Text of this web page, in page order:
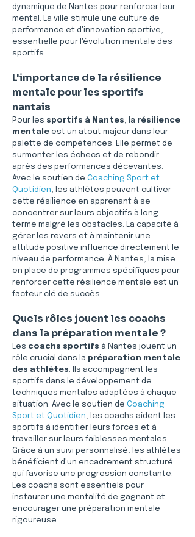
dynamique de Nantes pour renforcer leur
mental. La ville stimule une culture de
performance et d'innovation sportive,
essentielle pour l'évolution mentale des
sportifs.
L'importance de la résilience
mentale pour les sportifs
nantais
Pour les sportifs à Nantes, la résilience
mentale est un atout majeur dans leur
palette de compétences. Elle permet de
surmonter les échecs et de rebondir
après des performances décevantes.
Avec le soutien de Coaching Sport et
Quotidien, les athlètes peuvent cultiver
cette résilience en apprenant à se
concentrer sur leurs objectifs à long
terme malgré les obstacles. La capacité à
gérer les revers et à maintenir une
attitude positive influence directement le
niveau de performance. À Nantes, la mise
en place de programmes spécifiques pour
renforcer cette résilience mentale est un
facteur clé de succès.
Quels rôles jouent les coachs
dans la préparation mentale ?
Les coachs sportifs à Nantes jouent un
rôle crucial dans la préparation mentale
des athlètes. Ils accompagnent les
sportifs dans le développement de
techniques mentales adaptées à chaque
situation. Avec le soutien de Coaching
Sport et Quotidien, les coachs aident les
sportifs à identifier leurs forces et à
travailler sur leurs faiblesses mentales.
Grâce à un suivi personnalisé, les athlètes
bénéficient d'un encadrement structuré
qui favorise une progression constante.
Les coachs sont essentiels pour
instaurer une mentalité de gagnant et
encourager une préparation mentale
rigoureuse.